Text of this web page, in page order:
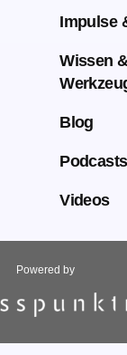
Impulse
Wissen
Blog
Podcasts
Videos
Powered by